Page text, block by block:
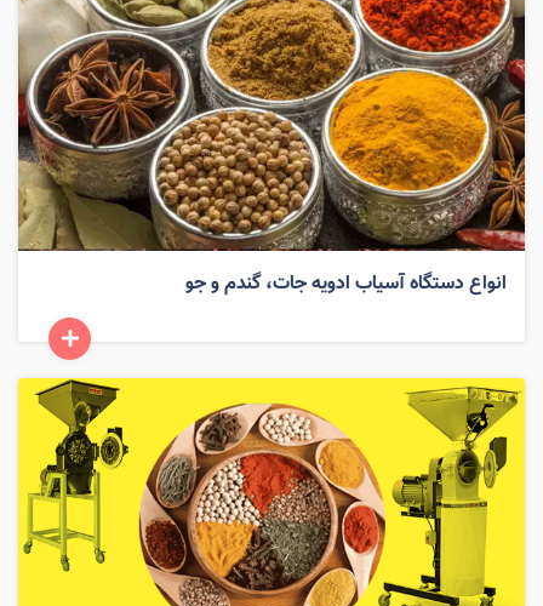
انواع دستگاه آسیاب ادویه جات، گندم و جو